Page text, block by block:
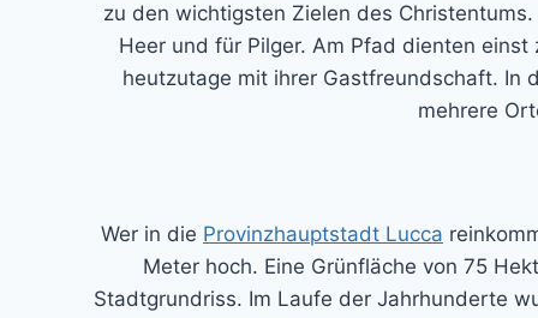
zu den wichtigsten Zielen des
Heer und für Pilger. Am Pfad dienten
heutzutage mit ihrer Gastfreundschaft. In
mehrere
Wer in die Provinzhauptstadt Lucca
Meter hoch. Eine Grünfläche von 75
Stadtgrundriss. Im Laufe der Jahrhunderte